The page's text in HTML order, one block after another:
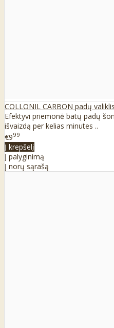
COLLONIL CARBON padų
Efektyvi priemonė batų padų
išvaizdą per kelias minutes ..
€999
Į krepšelį
Į palyginimą
Į norų sąrašą